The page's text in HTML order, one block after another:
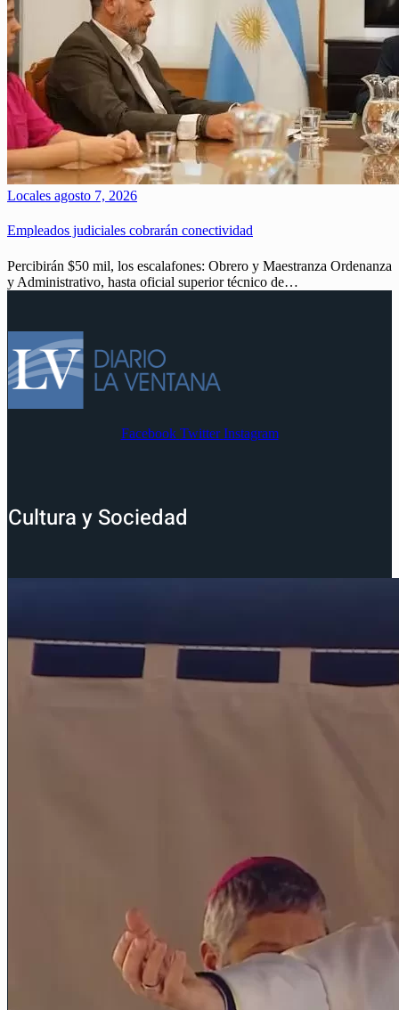
Locales agosto 7, 2026
Empleados judiciales cobrarán conectividad
Percibirán $50 mil, los escalafones: Obrero y Maestranza Ordenanza
y Administrativo, hasta oficial superior técnico de…
Facebook Twitter Instagram
Cultura y Sociedad